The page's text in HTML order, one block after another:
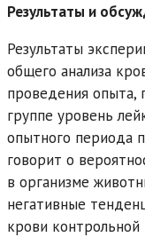
Результаты и
Результаты
общего анализа
проведения опыта,
группе уровень
опытного периода
говорит о
в организме
негативные
крови